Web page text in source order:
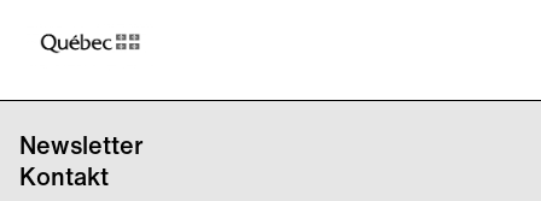
Newsletter
Kontakt